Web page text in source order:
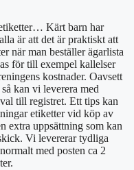
Kärt barn har
är att det är praktiskt att
när man beställer ägarlista
för till exempel kallelser
kostnader. Oavsett
kan vi leverera med
till registret. Ett tips kan
etiketter vid köp av
extra uppsättning som kan
Vi levererar tydliga
med posten ca 2